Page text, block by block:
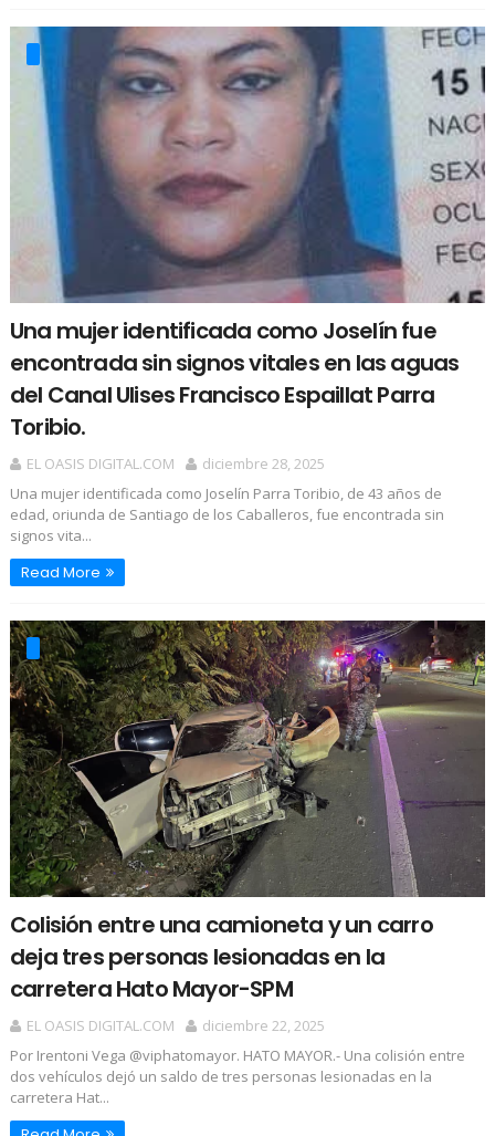
Una mujer identificada como Joselín fue
encontrada sin signos vitales en las aguas
del Canal Ulises Francisco Espaillat Parra
Toribio.
EL OASIS DIGITAL.COM
diciembre 28, 2025
Una mujer identificada como Joselín Parra Toribio, de 43 años de
edad, oriunda de Santiago de los Caballeros, fue encontrada sin
signos vita...
Read More
Colisión entre una camioneta y un carro
deja tres personas lesionadas en la
carretera Hato Mayor-SPM
EL OASIS DIGITAL.COM
diciembre 22, 2025
Por Irentoni Vega @viphatomayor. HATO MAYOR.- Una colisión entre
dos vehículos dejó un saldo de tres personas lesionadas en la
carretera Hat...